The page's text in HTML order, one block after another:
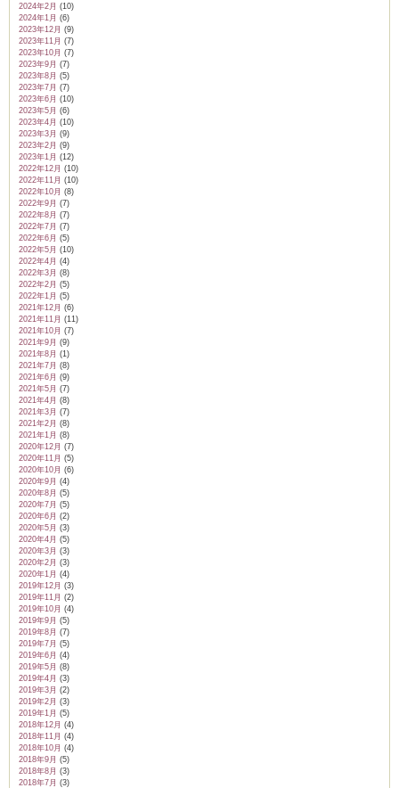
2024年2月 (10)
2024年1月 (6)
2023年12月 (9)
2023年11月 (7)
2023年10月 (7)
2023年9月 (7)
2023年8月 (5)
2023年7月 (7)
2023年6月 (10)
2023年5月 (6)
2023年4月 (10)
2023年3月 (9)
2023年2月 (9)
2023年1月 (12)
2022年12月 (10)
2022年11月 (10)
2022年10月 (8)
2022年9月 (7)
2022年8月 (7)
2022年7月 (7)
2022年6月 (5)
2022年5月 (10)
2022年4月 (4)
2022年3月 (8)
2022年2月 (5)
2022年1月 (5)
2021年12月 (6)
2021年11月 (11)
2021年10月 (7)
2021年9月 (9)
2021年8月 (1)
2021年7月 (8)
2021年6月 (9)
2021年5月 (7)
2021年4月 (8)
2021年3月 (7)
2021年2月 (8)
2021年1月 (8)
2020年12月 (7)
2020年11月 (5)
2020年10月 (6)
2020年9月 (4)
2020年8月 (5)
2020年7月 (5)
2020年6月 (2)
2020年5月 (3)
2020年4月 (5)
2020年3月 (3)
2020年2月 (3)
2020年1月 (4)
2019年12月 (3)
2019年11月 (2)
2019年10月 (4)
2019年9月 (5)
2019年8月 (7)
2019年7月 (5)
2019年6月 (4)
2019年5月 (8)
2019年4月 (3)
2019年3月 (2)
2019年2月 (3)
2019年1月 (5)
2018年12月 (4)
2018年11月 (4)
2018年10月 (4)
2018年9月 (5)
2018年8月 (3)
2018年7月 (3)